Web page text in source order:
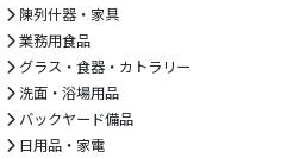
陳列什器・家具
業務用食品
グラス・食器・カトラリー
洗面・浴場用品
バックヤード備品
日用品・家電